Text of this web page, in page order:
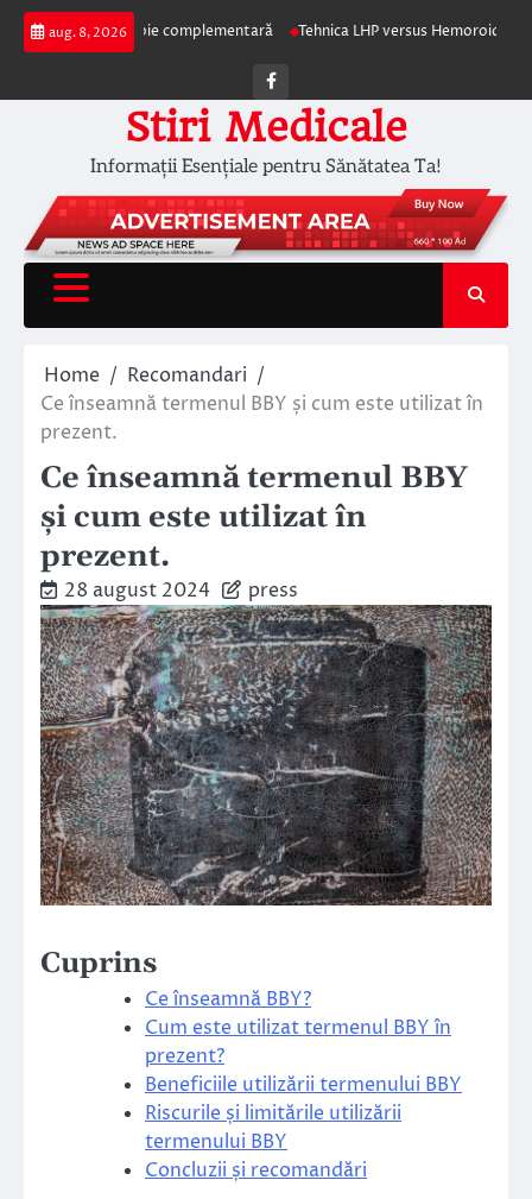
Skip
aug. 8, 2026
ca terapie complementară Tehnica LHP versus Hemoroidectomia
Facebook
Stiri Medicale
Informații Esențiale pentru Sănătatea Ta!
Home
Recomandari
Ce înseamnă termenul BBY și cum este utilizat în
prezent.
Ce înseamnă termenul BBY
și cum este utilizat în
prezent.
28 august 2024 press
Cuprins
Ce înseamnă BBY?
Cum este utilizat termenul BBY în
prezent?
Beneficiile utilizării termenului BBY
Riscurile și limitările utilizării
termenului BBY
Concluzii și recomandări